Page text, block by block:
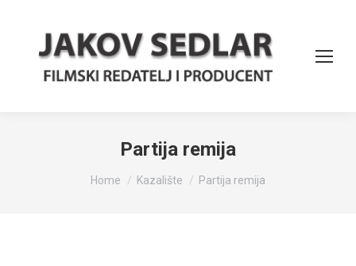
Partija remija
You are here:
Home Kazalište Partija remija